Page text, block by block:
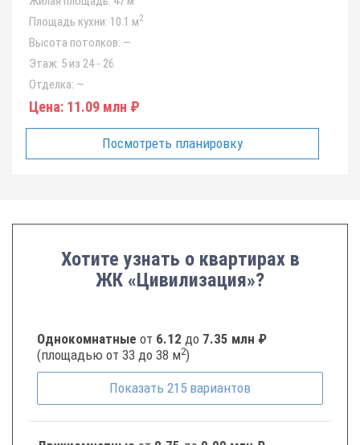
Площадь кухни: 10.1 м2
Высота потолков: —
Этаж: 5 из 24 - 26
Отделка: —
Цена: 11.09 млн ₽
Посмотреть планировку
Хотите узнать о квартирах в
ЖК «Цивилизация»?
Однокомнатные от 6.12 до 7.35 млн ₽
(площадью от 33 до 38 м2)
Показать 215 вариантов